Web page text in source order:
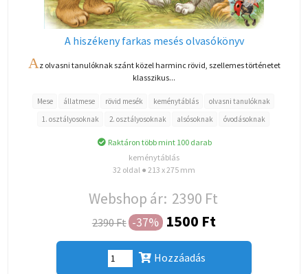
A hiszékeny farkas mesés olvasókönyv
Az olvasni tanulóknak szánt közel harminc rövid, szellemes történetet
klasszikus...
Mese állatmese rövid mesék keménytáblás
olvasni tanulóknak
1. osztályosoknak
2. osztályosoknak alsósoknak óvodásoknak
Raktáron több mint 100 darab
keménytáblás
32 oldal ● 213 x 275 mm
Webshop ár: 2390 Ft
2390 Ft -37% 1500 Ft
Hozzáadás